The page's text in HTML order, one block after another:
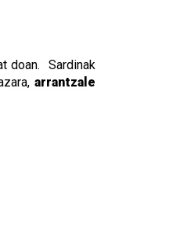
doan. Sardinak
arrantzale